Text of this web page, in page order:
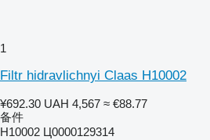
1
Filtr hidravlichnyi Claas H10002
¥692.30 UAH 4,567 ≈ €88.77
备件
H10002 Ц0000129314